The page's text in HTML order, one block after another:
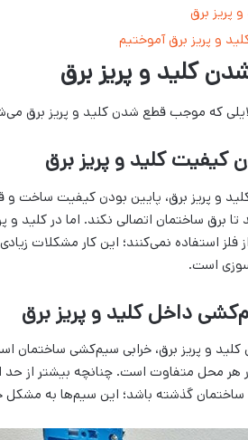
و پریز برق آموختیم
که موجب قطع شدن کلید و پریز برق
و پریز برق، پایین بودن کیفیت ساخت و
برق ساختمان اتصالی نکند. اما در کلید و
فلز استفاده نمی‌کنند؛ این کار مشکلات
است.
و پریز برق، خرابی سیم‌کشی ساختمان
هر محل متفاوت است. چنانچه بیشتر از
گذشته باشد؛ این سیم‌ها به